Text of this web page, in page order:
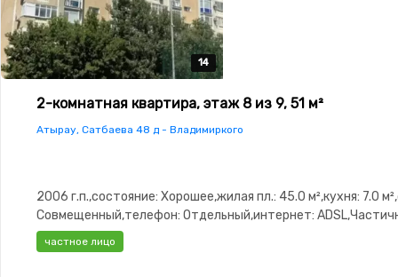
14
14
14
14
14
2-комнатная квартира, этаж 8 из 9, 51 м²
Атырау, Сатбаева 48 д - Владимиркого
2006 г.п.,состояние: Хорошее,жилая пл.: 45.0 м²,кухня: 7.0
Совмещенный,телефон: Отдельный,интернет:
меблирована,Частично меблирована,паркинг: Рядом
стоянка,Домофон,Видеонаблюдение,Пластиковые
частное лицо